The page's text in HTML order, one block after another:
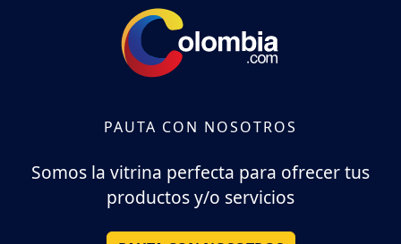
PAUTA CON NOSOTROS
Somos la vitrina perfecta para ofrecer tus
productos y/o servicios